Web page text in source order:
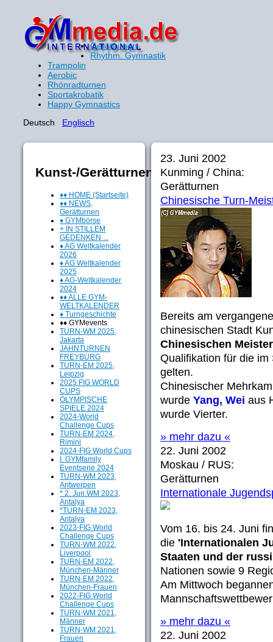
Gerätturnen
Rhythm. Gymnastik
Trampolin
Aerobic
Rhönradturnen
Sportakrobatik
Happy Gymnastics
Deutsch Englisch
Kunst-/Gerätturnen
♦♦ HOME (Startseite)
♦♦ NEWS,
Gerätturnen
♦ GYMbörse
+ IN STILLEM
GEDENKEN ...
♦ AG Weltkalender
2026
♦ AG Weltkalender
2025
♦ AG-Weltkalender
2024
♦♦ ALLE GYM-
WELTKALENDER
♦ Turngeschichte
♦♦ GYMevents
TURN-WM 2025,
Jakarta
JAHNTURNEN
FREYBURG
TURN-EM 2025,
Leipzig
2025 FIG WORLD
CUPS
OLYMPISCHE
SPIELE 2024
2024-World
Challenge Cups
TURN-EM 2024,
Rimini
2024-FIG World Cups
I. GYMfamily
Eventserie 2024
TURN-WM 2023,
Antwerpen
* 2. Jun.WM 2023,
Antalya
*TURN-EM 2023,
Antalya
2023-FIG World
Challenge Cups
TURN-WM 2022,
Liverpool
TURN-EM 2022,
München-Männer
TURN-EM 2022,
München-Frauen
2022-FIG World
Challenge Cups
TURN-WM 2021,
Männer
TURN-WM 2021,
Frauen
23. Juni 2002
Kunming / China:
Gerätturnen
Chinesische Turn-
Bereits am
chinesischen Stadt
Chinesischen
Qualifikation für die
gelten.
Chinesischer
wurde Yang, Wei aus
wurde Vierter.
» mehr dazu «
22. Juni 2002
Moskau / RUS:
Gerätturnen
Internationale
Vom 16. bis 24. Juni
die 'Internationalen
Staaten und der
Nationen sowie 9
Am Mittwoch
» mehr dazu «
22. Juni 2002